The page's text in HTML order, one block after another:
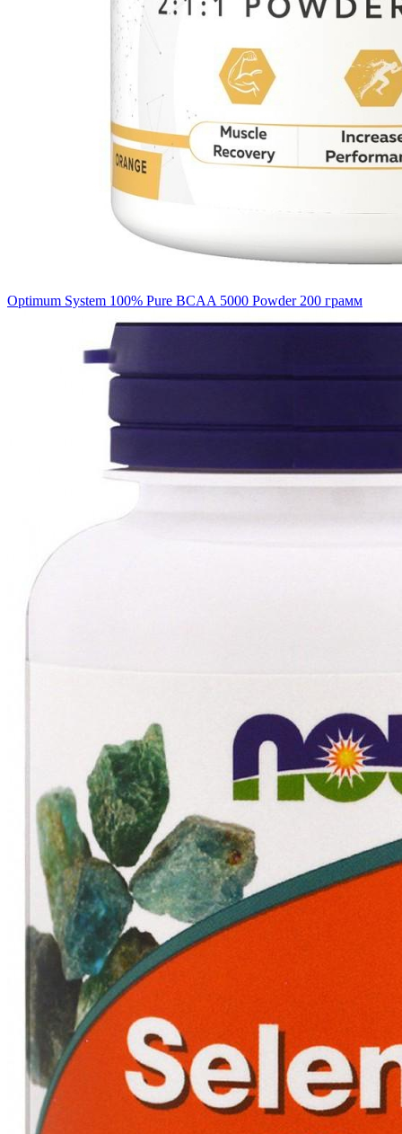
Optimum System 100% Pure BCAA 5000 Powder 200 грамм